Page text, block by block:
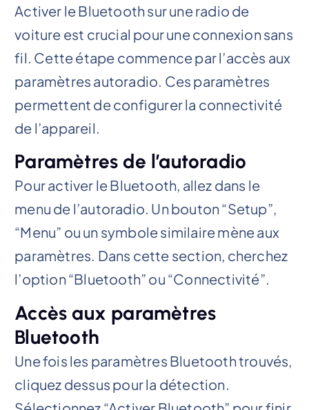
Activer le Bluetooth sur une radio de
voiture est crucial pour une connexion sans
fil. Cette étape commence par l’accès aux
paramètres autoradio. Ces paramètres
permettent de configurer la connectivité
de l’appareil.
Paramètres de l’autoradio
Pour activer le Bluetooth, allez dans le
menu de l’autoradio. Un bouton “Setup”,
“Menu” ou un symbole similaire mène aux
paramètres. Dans cette section, cherchez
l’option “Bluetooth” ou “Connectivité”.
Accès aux paramètres
Bluetooth
Une fois les paramètres Bluetooth trouvés,
cliquez dessus pour la détection.